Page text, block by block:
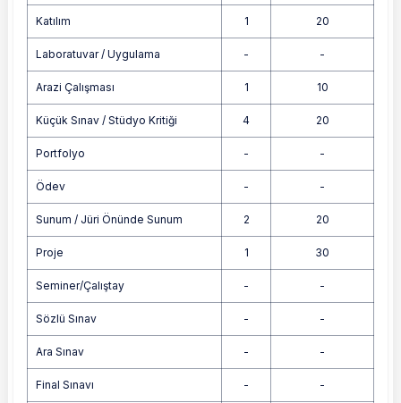
Katılım 1 20
Laboratuvar / Uygulama - -
Arazi Çalışması 1 10
Küçük Sınav / Stüdyo Kritiği 4 20
Portfolyo - -
Ödev - -
Sunum / Jüri Önünde Sunum 2 20
Proje 1 30
Seminer/Çalıştay - -
Sözlü Sınav - -
Ara Sınav - -
Final Sınavı - -